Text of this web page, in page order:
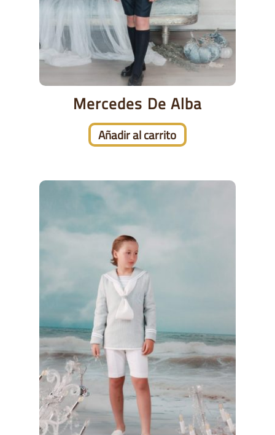
Mercedes De Alba
Añadir al carrito